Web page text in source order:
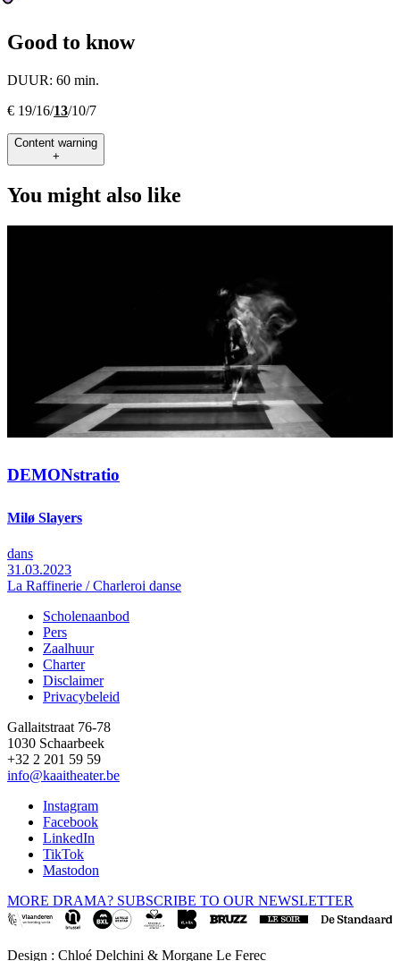
Good to know
DUUR: 60 min.
€ 19/16/13/10/7
Content warning
+
You might also like
DEMONstratio
Milø Slayers
dans
31.03.2023
La Raffinerie / Charleroi danse
Footer
Scholenaanbod
Pers
Zaalhuur
Charter
Disclaimer
Privacybeleid
Gallaitstraat 76-78
1030 Schaarbeek
+32 2 201 59 59
info@kaaitheater.be
Instagram
Facebook
LinkedIn
TikTok
Mastodon
MORE DRAMA? SUBSCRIBE TO OUR NEWSLETTER
Design : Chloé Delchini & Morgane Le Ferec